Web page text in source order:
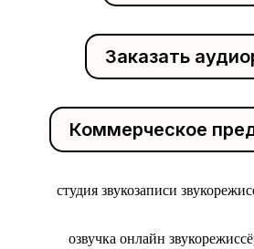
Заказать
Коммерческое
студия звукозаписи
озвучка онлайн